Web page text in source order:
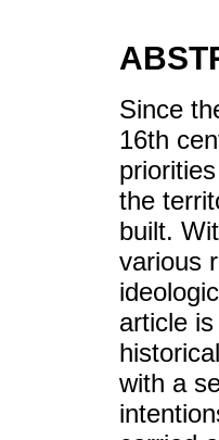
Since
16th
the
built.
various
article
with a